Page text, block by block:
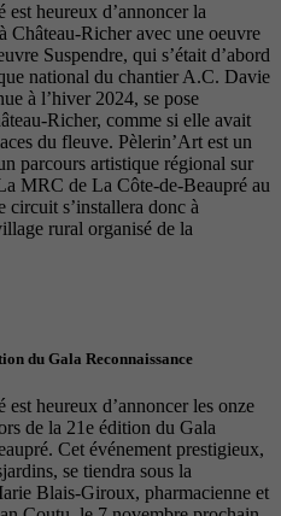
heureux d’annoncer la
Château-Richer avec une oeuvre
Suspendre, qui s’était d’abord
national du chantier A.C. Davie
à l’hiver 2024, se pose
Richer, comme si elle avait
du fleuve. Pèlerin’Art est un
parcours artistique régional sur
MRC de La Côte-de-Beaupré au
circuit s’installera donc à
rural organisé de la
du Gala Reconnaissance
heureux d’annoncer les onze
de la 21e édition du Gala
Cet événement prestigieux,
se tiendra sous la
Blais-Giroux, pharmacienne et